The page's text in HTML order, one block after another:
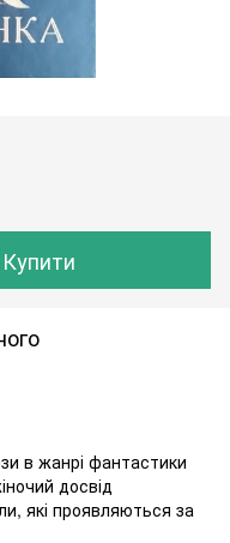
Купити
в жанрі фантастики
досвід
які проявляються за